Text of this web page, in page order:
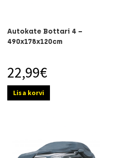
Autokate Bottari 4 –
490x178x120cm
22,99€
Lisa korvi